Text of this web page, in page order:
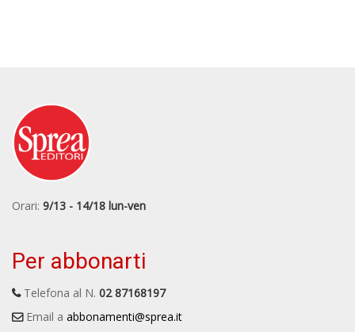
Orari: 9/13 - 14/18 lun-ven
Per abbonarti
Telefona al N. 02 87168197
Email a abbonamenti@sprea.it